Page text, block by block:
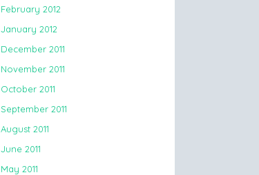
February 2012
January 2012
December 2011
November 2011
October 2011
September 2011
August 2011
June 2011
May 2011